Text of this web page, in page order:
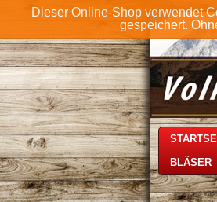
Dieser Online-Shop verwendet
gespeichert.
BLÄSER